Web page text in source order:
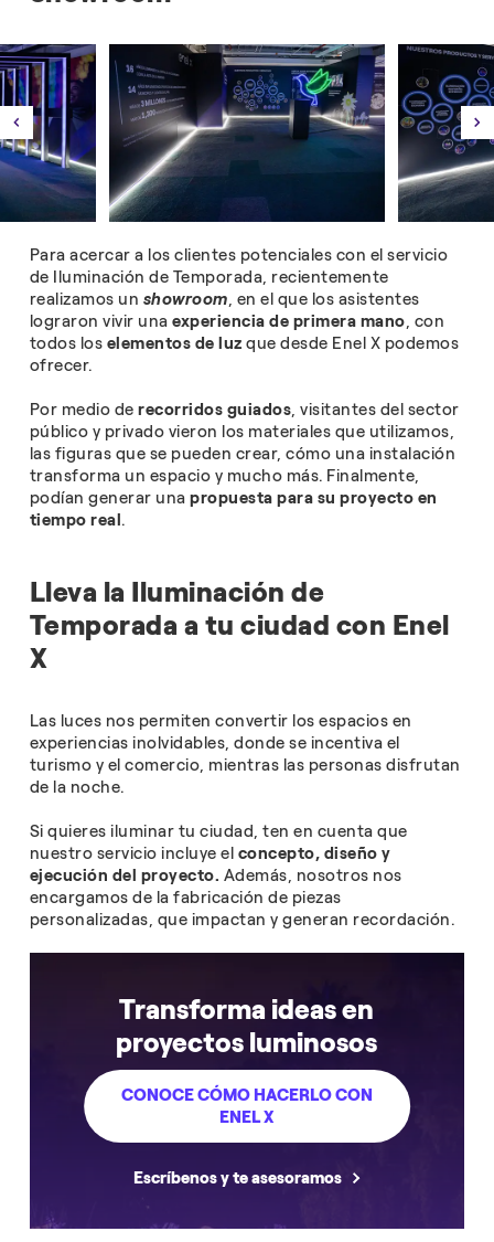
Para acercar a los clientes potenciales con el servicio
de Iluminación de Temporada, recientemente
realizamos un showroom, en el que los asistentes
lograron vivir unaexperiencia de primera mano, con
todos los elementos de luzque desde Enel X podemos
ofrecer.
Por medio derecorridos guiados, visitantes del sector
público y privado vieron los materiales que utilizamos,
las figuras que se pueden crear, cómo una instalación
transforma un espacio y mucho más. Finalmente,
podían generar unapropuesta para su proyecto en
tiempo real.
Lleva la Iluminación de
Temporada a tu ciudad con Enel
X
Las luces nos permiten convertir los espacios en
experiencias inolvidables, donde se incentiva el
turismo y el comercio, mientras las personas disfrutan
de la noche.
Si quieres iluminar tu ciudad, ten en cuenta que
nuestro servicio incluye el concepto, diseño y
ejecución del proyecto. Además, nosotros nos
encargamos de la fabricación de piezas
personalizadas, que impactan y generan recordación.
Transforma ideas en
proyectos luminosos
CONOCE CÓMO HACERLO CON
ENEL X
Escríbenos y te asesoramos